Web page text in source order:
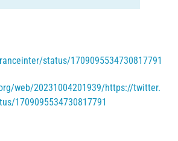
status/1709095534730817791
web/20231004201939/https://twitter.
1709095534730817791